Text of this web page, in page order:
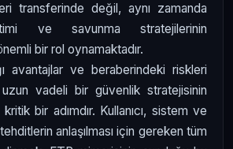
transferinde değil, aynı zamanda
ve savunma stratejilerinin
bir rol oynamaktadır.
avantajlar ve beraberindeki riskleri
vadeli bir güvenlik stratejisinin
bir adımdır. Kullanıcı, sistem ve
anlaşılması için gereken tüm